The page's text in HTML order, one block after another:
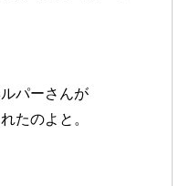
パーさんが
たのよと。